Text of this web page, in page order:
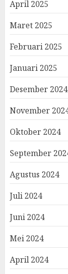
April 2025
Maret 2025
Februari 2025
Januari 2025
Desember 2024
November
Oktober 2024
September
Agustus 2024
Juli 2024
Juni 2024
Mei 2024
April 2024